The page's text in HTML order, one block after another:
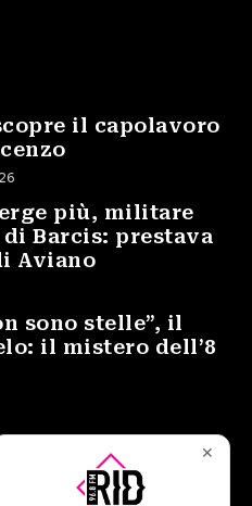
il capolavoro
più, militare
Barcis: prestava
Aviano
sono stelle”, il
il mistero dell’8
✕